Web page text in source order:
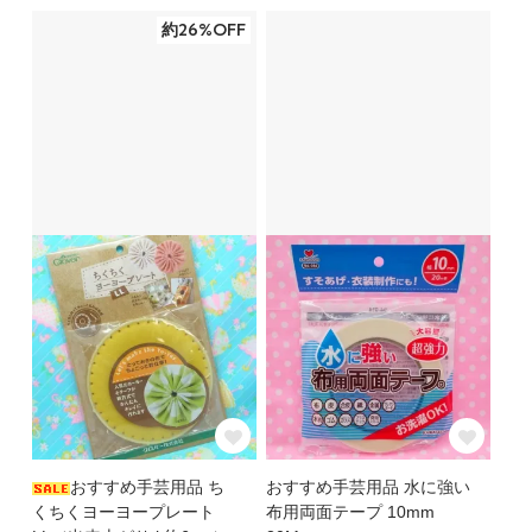
約26%OFF
おすすめ手芸用品 ち
くちくヨーヨープレート
おすすめ手芸用品 水に強い
布用両面テープ 10mm